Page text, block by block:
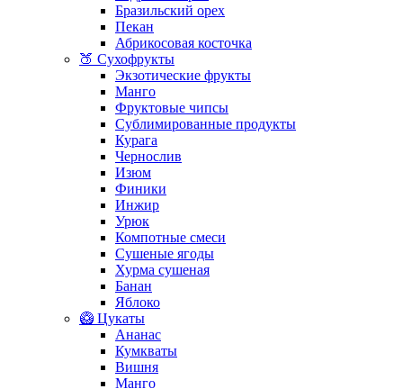
Бразильский орех
Пекан
Абрикосовая косточка
🍑 Сухофрукты
Экзотические фрукты
Манго
Фруктовые чипсы
Сублимированные продукты
Курага
Чернослив
Изюм
Финики
Инжир
Урюк
Компотные смеси
Сушеные ягоды
Хурма сушеная
Банан
Яблоко
🥝 Цукаты
Ананас
Кумкваты
Вишня
Манго